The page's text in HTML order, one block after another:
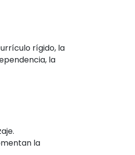
rígido, la
la
la